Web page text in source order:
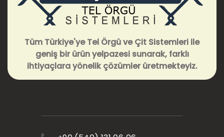
Tüm Türkiye'ye Tel Örgü ve Çit Sistemleri ile
geniş bir ürün yelpazesi sunarak, farklı
ihtiyaçlara yönelik çözümler üretmekteyiz.